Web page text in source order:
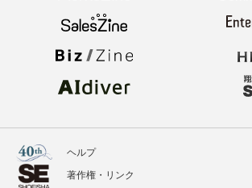
ヘルプ
著作権・リンク